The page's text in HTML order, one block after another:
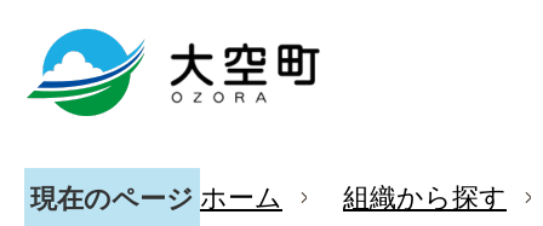
現在のページ ホーム 組織から探す